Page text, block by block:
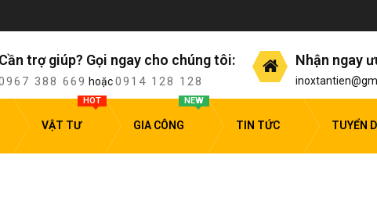
Cần trợ giúp? Gọi ngay cho chúng tôi:
388 669 hoặc0914 128 128
Nhận ngay
VẬT TƯ
HOT
GIA CÔNG
NEW
TIN TỨC TUYỂN